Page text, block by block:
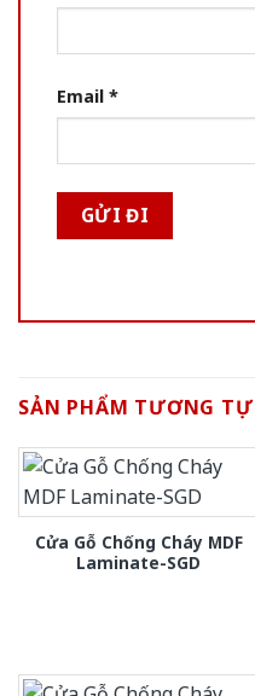
Email *
SẢN PHẨM TƯƠNG TỰ
Cửa Gỗ Chống Cháy MDF
Laminate-SGD